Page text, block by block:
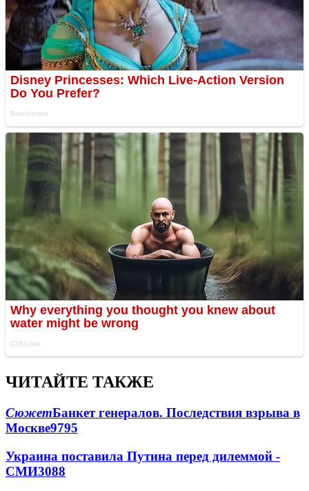
ЧИТАЙТЕ ТАКЖЕ
СюжетБанкет генералов. Последствия взрыва в
Москве9795
Украина поставила Путина перед дилеммой -
СМИ3088